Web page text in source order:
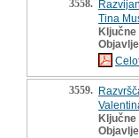
3558.
Tina
Ključne
3559.
Ključne